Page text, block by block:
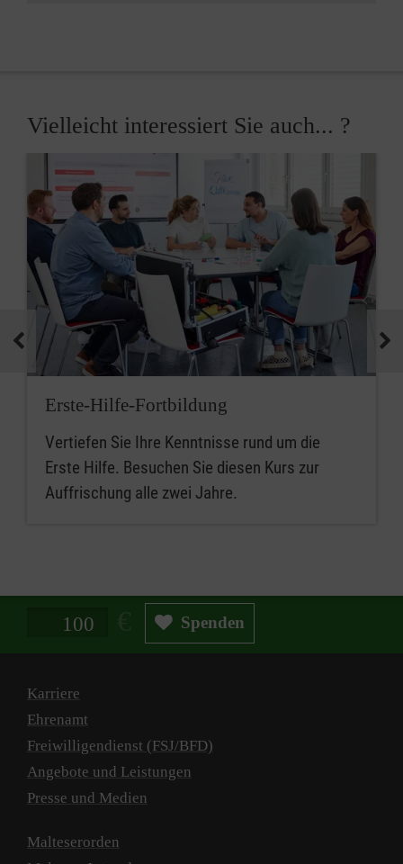
Vielleicht interessiert Sie auch... ?
Erste-Hilfe-Fortbildung
Vertiefen Sie Ihre Kenntnisse rund um die
Erste Hilfe. Besuchen Sie diesen Kurs zur
Auffrischung alle zwei Jahre.
Spendenbetrag in Euro Spenden
Karriere
Ehrenamt
Freiwilligendienst (FSJ/BFD)
Angebote und Leistungen
Presse und Medien
Malteserorden